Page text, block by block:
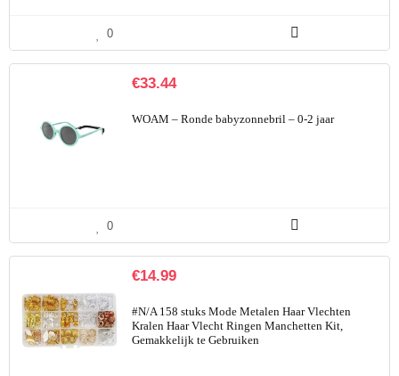
0
€33.44
WOAM – Ronde babyzonnebril – 0-2 jaar
0
€14.99
#N/A 158 stuks Mode Metalen Haar Vlechten
Kralen Haar Vlecht Ringen Manchetten Kit,
Gemakkelijk te Gebruiken